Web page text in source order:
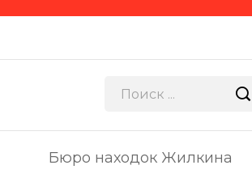
Бюро находок Жилкина